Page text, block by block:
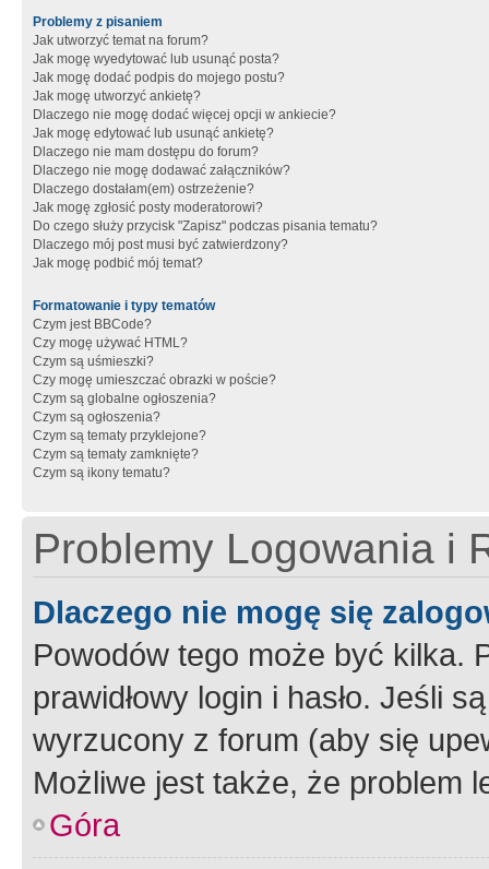
Problemy z pisaniem
Jak utworzyć temat na forum?
Jak mogę wyedytować lub usunąć posta?
Jak mogę dodać podpis do mojego postu?
Jak mogę utworzyć ankietę?
Dlaczego nie mogę dodać więcej opcji w ankiecie?
Jak mogę edytować lub usunąć ankietę?
Dlaczego nie mam dostępu do forum?
Dlaczego nie mogę dodawać załączników?
Dlaczego dostałam(em) ostrzeżenie?
Jak mogę zgłosić posty moderatorowi?
Do czego służy przycisk "Zapisz" podczas pisania tematu?
Dlaczego mój post musi być zatwierdzony?
Jak mogę podbić mój temat?
Formatowanie i typy tematów
Czym jest BBCode?
Czy mogę używać HTML?
Czym są uśmieszki?
Czy mogę umieszczać obrazki w poście?
Czym są globalne ogłoszenia?
Czym są ogłoszenia?
Czym są tematy przyklejone?
Czym są tematy zamknięte?
Czym są ikony tematu?
Problemy Logowania i
Dlaczego nie mogę się
Powodów tego może być kilka.
prawidłowy login i hasło. Jeśli
wyrzucony z forum (aby się
Możliwe jest także, że problem
Góra